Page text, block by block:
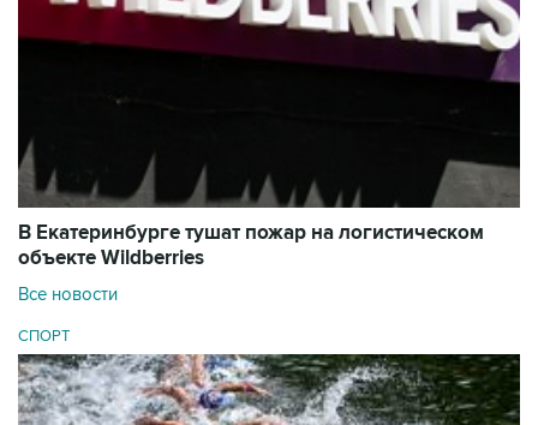
В Екатеринбурге тушат пожар на логистическом
объекте Wildberries
Все новости
СПОРТ